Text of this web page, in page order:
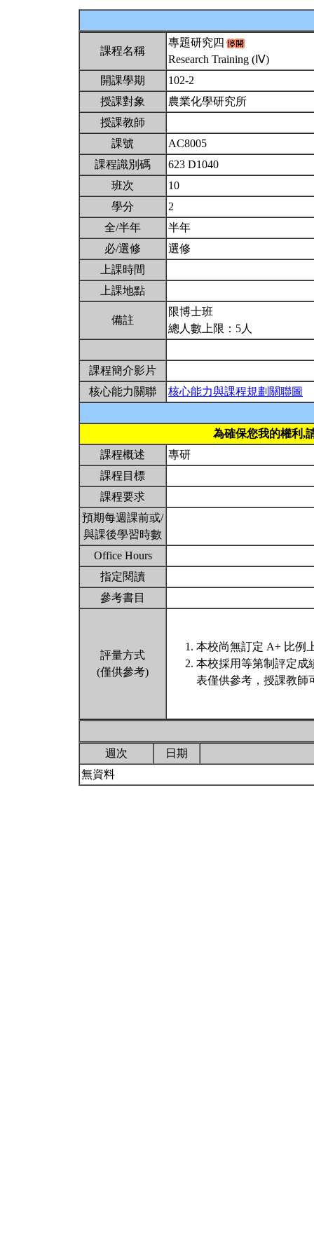
課程名稱
專題研究四
Research Training (Ⅳ)
開課學期
102-2
授課對象
農業化學研究所
授課教師
課號
AC8005
課程識別碼
623 D1040
班次
10
學分
2
全/半年
半年
必/選修
選修
上課時間
上課地點
備註
限博士班
總人數上限：5人
課程簡介影片
核心能力關聯
核心能力與課程規劃關聯圖
為確保您我的權利,
課程概述
專研
課程目標
課程要求
預期每週課前或/
與課後學習時數
Office Hours
指定閱讀
參考書目
評量方式
(僅供參考)
本校尚無訂定 A+ 比例
本校採用等第制評定成
表僅供參考，授課教師
週次
日期
無資料